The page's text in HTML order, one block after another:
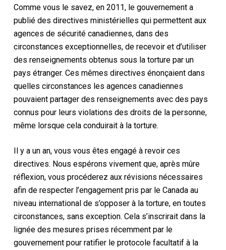
Comme vous le savez, en 2011, le gouvernement a
publié des directives ministérielles qui permettent aux
agences de sécurité canadiennes, dans des
circonstances exceptionnelles, de recevoir et d’utiliser
des renseignements obtenus sous la torture par un
pays étranger. Ces mêmes directives énonçaient dans
quelles circonstances les agences canadiennes
pouvaient partager des renseignements avec des pays
connus pour leurs violations des droits de la personne,
même lorsque cela conduirait à la torture.
Il y a un an, vous vous êtes engagé à revoir ces
directives. Nous espérons vivement que, après mûre
réflexion, vous procéderez aux révisions nécessaires
afin de respecter l’engagement pris par le Canada au
niveau international de s’opposer à la torture, en toutes
circonstances, sans exception. Cela s’inscrirait dans la
lignée des mesures prises récemment par le
gouvernement pour ratifier le protocole facultatif à la